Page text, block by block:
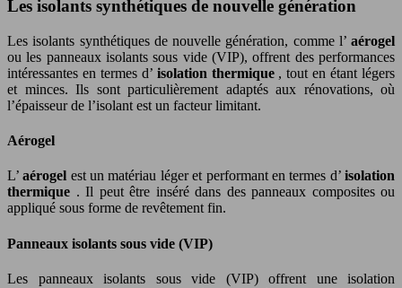
Les isolants synthétiques de nouvelle génération
Les isolants synthétiques de nouvelle génération, comme l’ aérogel
ou les panneaux isolants sous vide (VIP), offrent des performances
intéressantes en termes d’ isolation thermique , tout en étant légers
et minces. Ils sont particulièrement adaptés aux rénovations, où
l’épaisseur de l’isolant est un facteur limitant.
Aérogel
L’aérogel est un matériau léger et performant en termes d’isolation
thermique . Il peut être inséré dans des panneaux composites ou
appliqué sous forme de revêtement fin.
Panneaux isolants sous vide (VIP)
Les panneaux isolants sous vide (VIP) offrent une isolation